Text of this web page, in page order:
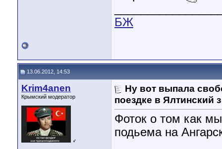
БЖ
13.06.2012, 14:53
Krim4anen
Крымский модератор
♂
Ну вот выпала
поездке в Ялтинский з
Фоток о том как
подьема на